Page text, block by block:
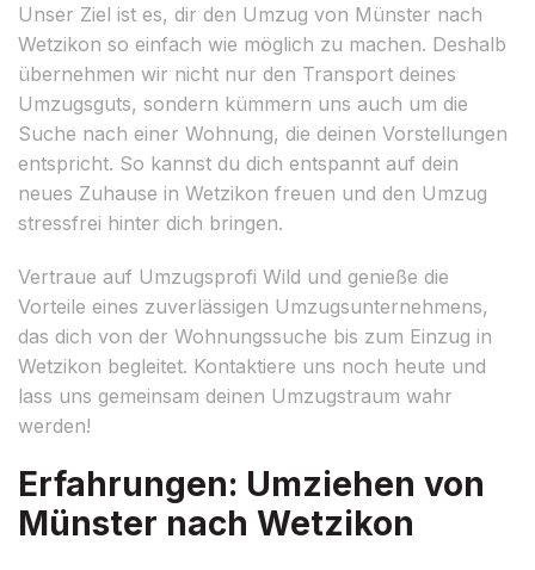
Unser Ziel ist es, dir den Umzug von Münster nach
Wetzikon so einfach wie möglich zu machen. Deshalb
übernehmen wir nicht nur den Transport deines
Umzugsguts, sondern kümmern uns auch um die
Suche nach einer Wohnung, die deinen Vorstellungen
entspricht. So kannst du dich entspannt auf dein
neues Zuhause in Wetzikon freuen und den Umzug
stressfrei hinter dich bringen.
Vertraue auf Umzugsprofi Wild und genieße die
Vorteile eines zuverlässigen Umzugsunternehmens,
das dich von der Wohnungssuche bis zum Einzug in
Wetzikon begleitet. Kontaktiere uns noch heute und
lass uns gemeinsam deinen Umzugstraum wahr
werden!
Erfahrungen: Umziehen von
Münster nach Wetzikon